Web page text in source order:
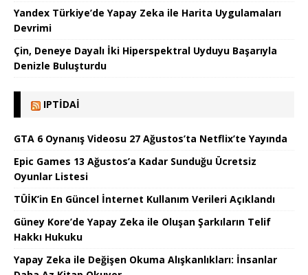
Yandex Türkiye’de Yapay Zeka ile Harita Uygulamaları
Devrimi
Çin, Deneye Dayalı İki Hiperspektral Uyduyu Başarıyla
Denizle Buluşturdu
IPTIDAI
GTA 6 Oynanış Videosu 27 Ağustos’ta Netflix’te Yayında
Epic Games 13 Ağustos’a Kadar Sunduğu Ücretsiz
Oyunlar Listesi
TÜİK’in En Güncel İnternet Kullanım Verileri Açıklandı
Güney Kore’de Yapay Zeka ile Oluşan Şarkıların Telif
Hakkı Hukuku
Yapay Zeka ile Değişen Okuma Alışkanlıkları: İnsanlar